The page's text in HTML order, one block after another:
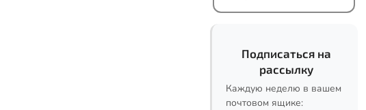
Подписаться на
рассылку
Каждую неделю в вашем
почтовом ящике: